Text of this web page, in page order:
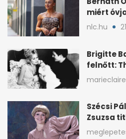
miért
a
nlc.hu
Brigitte
felnőtt:
Szécsi
Zsuzsa
év után